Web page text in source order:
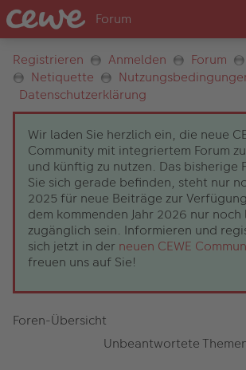
Registrieren Anmelden Forum
Netiquette
Datenschutzerklärung
Wir laden Sie herzlich ein, die neue
Community mit integriertem Forum
und künftig zu nutzen. Das bisherige
Sie sich gerade befinden, steht nur
2025 für neue Beiträge zur
dem kommenden Jahr 2026 nur noch
zugänglich sein. Informieren und
sich jetzt in der neuen CEWE
freuen uns auf Sie!
Foren-Übersicht
Unbeantwortete